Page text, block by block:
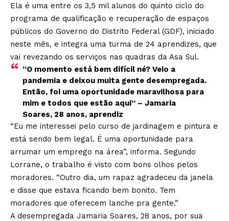
Ela é uma entre os 3,5 mil alunos do quinto ciclo do
programa de qualificação e recuperação de espaços
públicos do Governo do Distrito Federal (GDF), iniciado
neste mês, e integra uma turma de 24 aprendizes, que
vai revezando os serviços nas quadras da Asa Sul.
“O momento está bem difícil né? Veio a
pandemia e deixou muita gente desempregada.
Então, foi uma oportunidade maravilhosa para
mim e todos que estão aqui” – Jamaria
Soares, 28 anos, aprendiz
“Eu me interessei pelo curso de jardinagem e pintura e
está sendo bem legal. É uma oportunidade para
arrumar um emprego na área”, informa. Segundo
Lorrane, o trabalho é visto com bons olhos pelos
moradores. “Outro dia, um rapaz agradeceu da janela
e disse que estava ficando bem bonito. Tem
moradores que oferecem lanche pra gente.”
A desempregada Jamaria Soares, 28 anos, por sua